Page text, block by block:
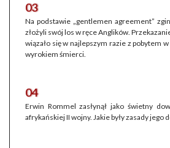
03
Na podstawie „gentlemen agreement”
złożyli swój los w ręce Anglików.
wiązało się w najlepszym razie z pobytem
wyrokiem śmierci.
04
Erwin Rommel zasłynął jako świetny
afrykańskiej II wojny. Jakie były zasady jego